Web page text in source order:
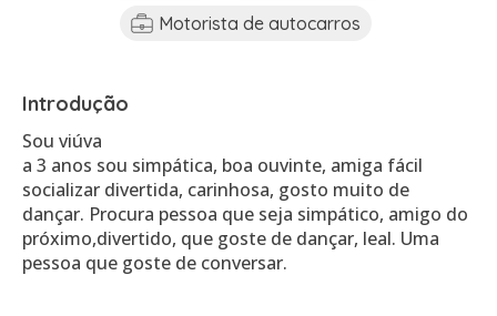
Motorista de autocarros
Introdução
Sou viúva
a 3 anos sou simpática, boa ouvinte, amiga fácil
socializar divertida, carinhosa, gosto muito de
dançar. Procura pessoa que seja simpático, amigo do
próximo,divertido, que goste de dançar, leal. Uma
pessoa que goste de conversar.